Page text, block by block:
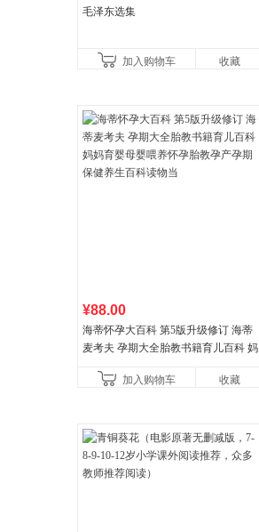
毛泽东选集
加入购物车 收藏
¥88.00
海蒂怀孕大百科 第5版升级修订 海蒂
麦考夫 孕期大全胎教书籍育儿百科 妈
健养生百科读物当
加入购物车 收藏